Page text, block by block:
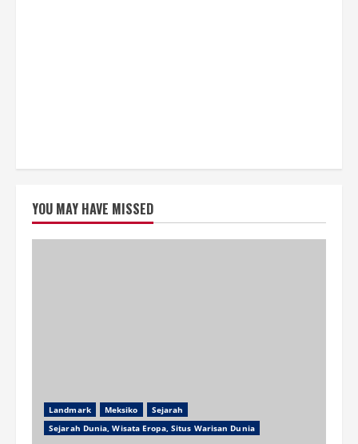
YOU MAY HAVE MISSED
Landmark Meksiko
Sejarah
Sejarah Dunia, Wisata Eropa, Situs Warisan Dunia